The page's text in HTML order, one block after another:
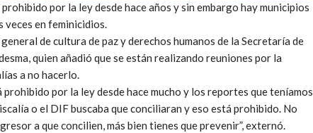
por la ley desde hace años y sin embargo hay municipios
veces en feminicidios.
de cultura de paz y derechos humanos de la Secretaría de
quien añadió que se están realizando reuniones por la
a no hacerlo.
por la ley desde hace mucho y los reportes que teníamos
o el DIF buscaba que conciliaran y eso está prohibido. No
a que concilien, más bien tienes que prevenir”, externó.